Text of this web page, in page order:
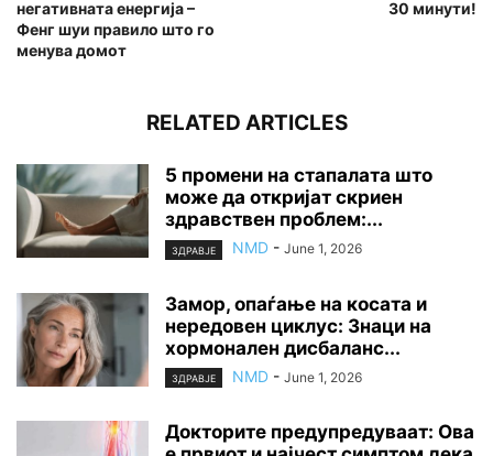
негативната енергија –
Фенг шуи правило што го
менува домот
30 минути!
RELATED ARTICLES
5 промени на стапалата што
може да откријат скриен
здравствен проблем:...
ЗДРАВЈЕ NMD - June 1, 2026
Замор, опаѓање на косата и
нередовен циклус: Знаци на
хормонален дисбаланс...
ЗДРАВЈЕ NMD - June 1, 2026
Докторите предупредуваат: Ова